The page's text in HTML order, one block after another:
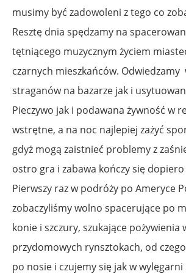
musimy być zadowoleni z tego co
Resztę dnia spędzamy na
tętniącego muzycznym życiem
czarnych mieszkańców. Odwiedzamy
straganów na bazarze jak i
Pieczywo jak i podawana żywność w
wstrętne, a na noc najlepiej zażyć
gdyż mogą zaistnieć problemy z
ostro gra i zabawa kończy się
Pierwszy raz w podróży po Ameryce
zobaczyliśmy wolno spacerujące po
konie i szczury, szukające pożywienia
przydomowych rynsztokach, od
po nosie i czujemy się jak w